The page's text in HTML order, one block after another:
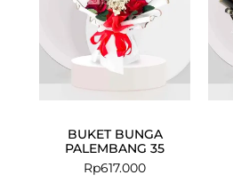
BUKET BUNGA
PALEMBANG 35
Rp617.000